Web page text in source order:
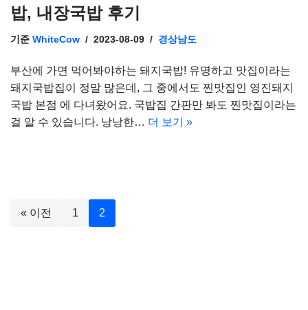
밥, 내장국밥 후기
기준 WhiteCow 2023-08-09 경상남도
부산에 가면 먹어봐야하는 돼지국밥! 유명하고 맛집이라는
돼지국밥집이 정말 많은데, 그 중에서도 찐맛집인 영진돼지
국밥 본점 에 다녀왔어요. 국밥집 간판만 봐도 찐맛집이라는
걸 알 수 있습니다. 낭낭한… 더 보기 »
« 이전 1 2